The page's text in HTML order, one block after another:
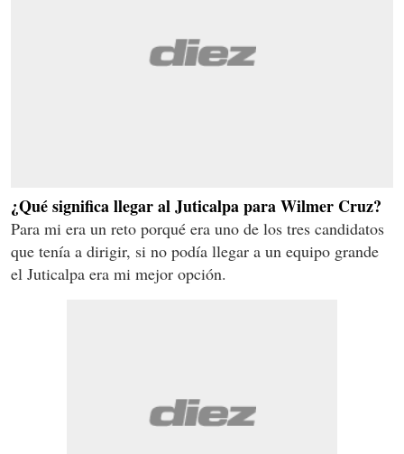
¿Qué significa llegar al Juticalpa para Wilmer Cruz?
Para mi era un reto porqué era uno de los tres candidatos
que tenía a dirigir, si no podía llegar a un equipo grande
el Juticalpa era mi mejor opción.